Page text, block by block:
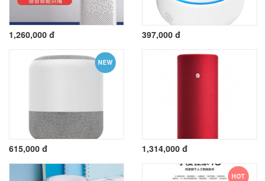
1,260,000 đ 397,000 đ
NEW
615,000 đ 1,314,000 đ
HOT